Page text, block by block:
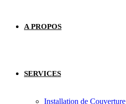
A PROPOS
SERVICES
Installation de Couverture